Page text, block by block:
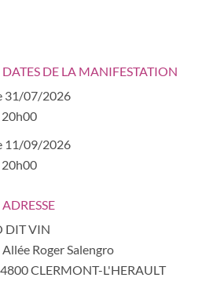
DATES DE LA MANIFESTATION
31/07/2026
20h00
11/09/2026
20h00
ADRESSE
DIT VIN
Allée Roger Salengro
CLERMONT-L'HERAULT